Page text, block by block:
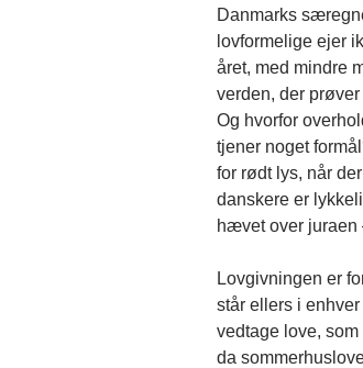
Danmarks
lovformelige ejer
året, med mindre
verden, der
Og hvorfor
tjener noget
for rødt lys, når
danskere er
hævet over juraen
Lovgivningen er
står ellers i
vedtage love,
da